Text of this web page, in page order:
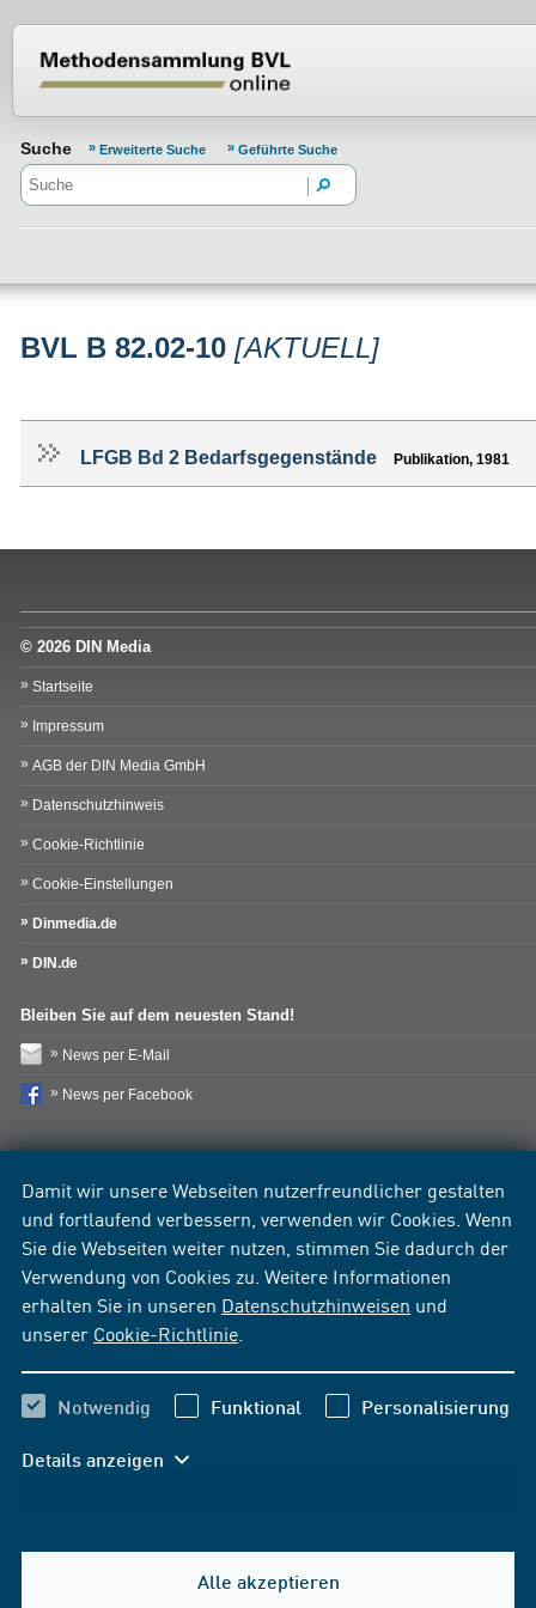
Damit wir unsere Webseiten nutzerfreundlicher gestalten
und fortlaufend verbessern, verwenden wir Cookies. Wenn
Sie die Webseiten weiter nutzen, stimmen Sie dadurch der
Verwendung von Cookies zu. Weitere Informationen
erhalten Sie in unseren Datenschutzhinweisen und
unserer Cookie-Richtlinie
Notwendig Funktional Personalisierung
Details anzeigen
Alle akzeptieren
Suche Erweiterte Suche Geführte Suche
BVL B 82.02-10[AKTUELL]
LFGB Bd 2 Bedarfsgegenstände Publikation, 1981
© 2026 DIN Media
Startseite
Impressum
AGB der DIN Media GmbH
Datenschutzhinweis
Cookie-Richtlinie
Cookie-Einstellungen
Dinmedia.de
DIN.de
Bleiben Sie auf dem neuesten Stand!
News per E-Mail
News per Facebook